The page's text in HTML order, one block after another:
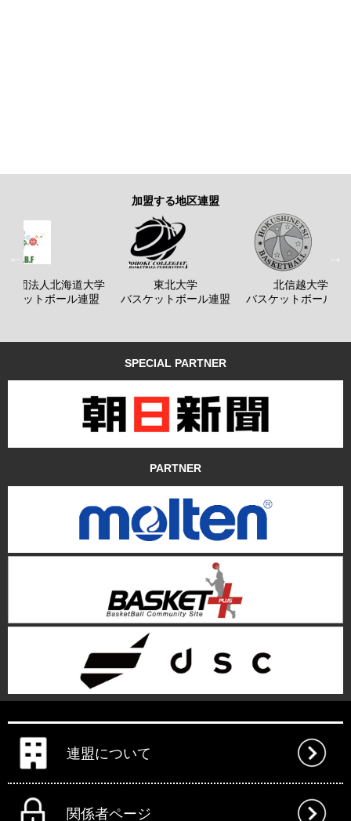
加盟する地区連盟
社団法人北海道大学
ケットボール連盟
東北大学
バスケットボール連盟
北信越大学
バスケットボール連
SPECIAL PARTNER
PARTNER
連盟について
関係者ページ